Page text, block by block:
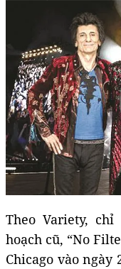
Theo Variety,
hoạch cũ, “No
Chicago vào ngày